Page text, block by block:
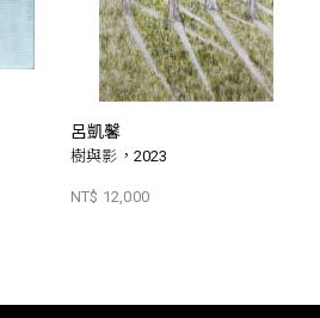
呂凱馨
樹與影，2023
NT$ 12,000